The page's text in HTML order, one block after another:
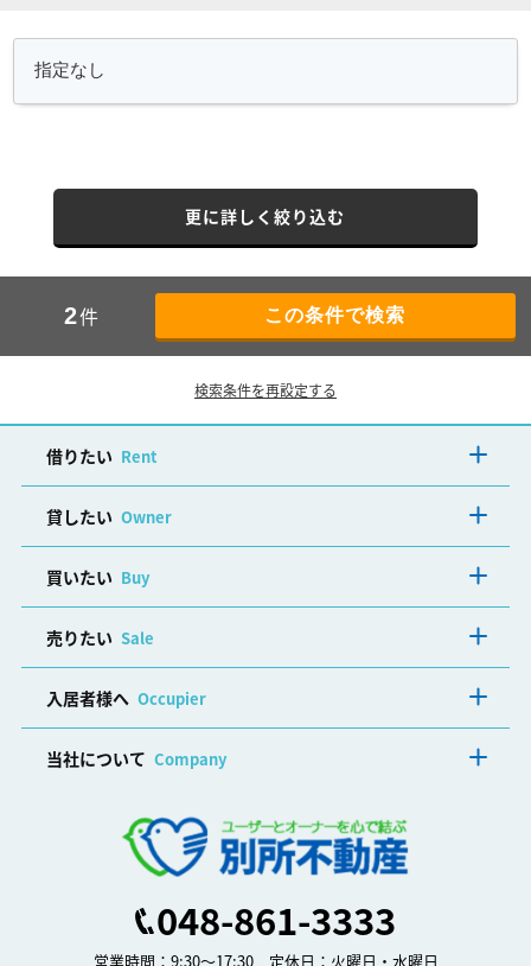
更に詳しく絞り込む
2件
検索条件を再設定する
借りたい Rent
貸したい Owner
買いたい Buy
売りたい Sale
入居者様へ Occupier
当社について Company
048-861-3333
営業時間：9:30～17:30 定休日：火曜日・水曜日